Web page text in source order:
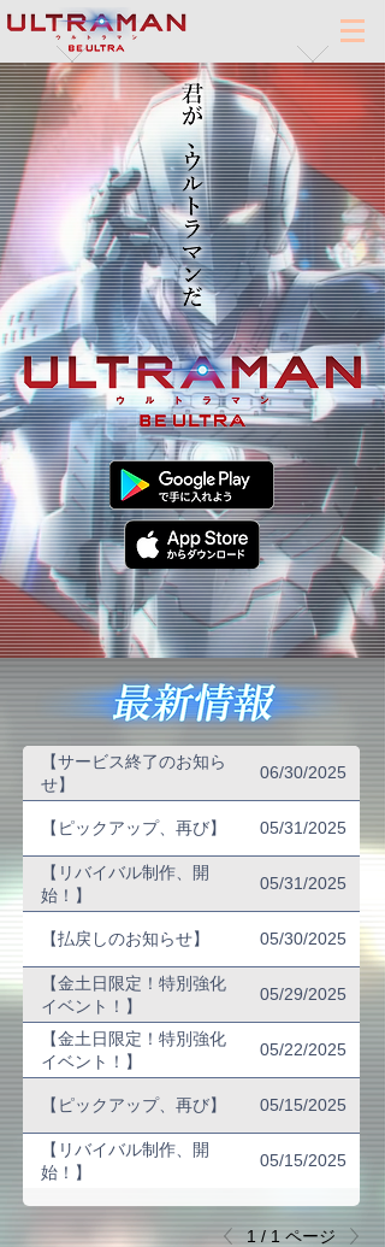
【サービス終了のお知ら
せ】
06/30/2025
【ピックアップ、再び】 05/31/2025
【リバイバル制作、開
始！】
05/31/2025
【払戻しのお知らせ】 05/30/2025
【金土日限定！特別強化
イベント！】
05/29/2025
【金土日限定！特別強化
イベント！】
05/22/2025
【ピックアップ、再び】 05/15/2025
【リバイバル制作、開
始！】
05/15/2025
1 / 1 ページ